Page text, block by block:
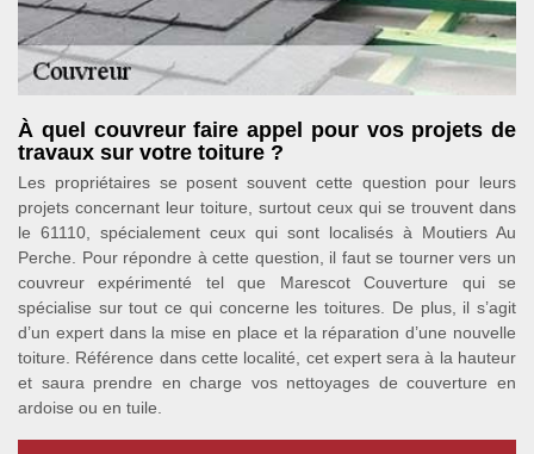
À quel couvreur faire appel pour vos projets de
travaux sur votre toiture ?
Les propriétaires se posent souvent cette question pour leurs
projets concernant leur toiture, surtout ceux qui se trouvent dans
le 61110, spécialement ceux qui sont localisés à Moutiers Au
Perche. Pour répondre à cette question, il faut se tourner vers un
couvreur expérimenté tel que Marescot Couverture qui se
spécialise sur tout ce qui concerne les toitures. De plus, il s’agit
d’un expert dans la mise en place et la réparation d’une nouvelle
toiture. Référence dans cette localité, cet expert sera à la hauteur
et saura prendre en charge vos nettoyages de couverture en
ardoise ou en tuile.